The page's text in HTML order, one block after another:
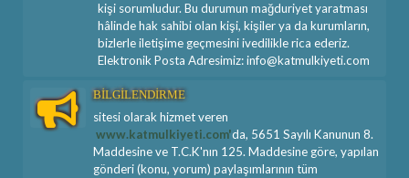
kişi sorumludur. Bu durumun mağduriyet yaratması
hâlinde hak sahibi olan kişi, kişiler ya da kurumların,
bizlerle iletişime geçmesini ivedilikle rica ederiz.
Elektronik Posta Adresimiz: info@katmulkiyeti.com
BİLGİLENDİRME
sitesi olarak hizmet veren
www.katmulkiyeti.com'da, 5651 Sayılı Kanunun 8.
Maddesine ve T.C.K'nın 125. Maddesine göre, yapılan
gönderi (konu, yorum) paylaşımlarının tüm